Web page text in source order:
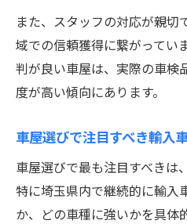
また、スタッフの対応が親
域での信頼獲得に繋がってい
判が良い車屋は、実際の車検
度が高い傾向にあります。
車屋選びで注目すべき輸入
車屋選びで最も注目すべきは
特に埼玉県内で継続的に輸入
か、どの車種に強いかを具体